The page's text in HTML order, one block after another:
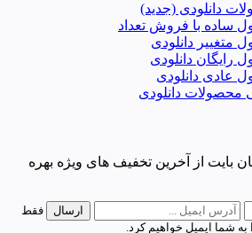
دانلودی (جدید)
ساده با فروش تعداد
متغییر دانلودی
رایگان دانلودی
عادی دانلودی
محصولات دانلودی
بایت از آخرین تخفیف های ویژه بهره
فقط
شما ایمیل خواهیم کرد.